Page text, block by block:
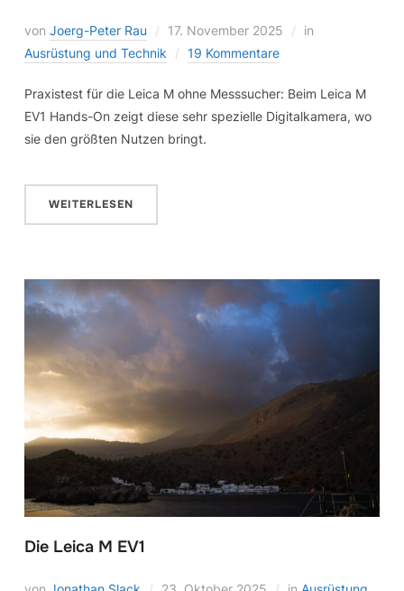
von Joerg-Peter Rau 17. November 2025
in
Ausrüstung und Technik
19 Kommentare
Praxistest für die Leica M ohne Messsucher: Beim Leica M
EV1 Hands-On zeigt diese sehr spezielle Digitalkamera, wo
sie den größten Nutzen bringt.
WEITERLESEN
Die Leica M EV1